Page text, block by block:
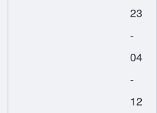
23
-
04
-
12